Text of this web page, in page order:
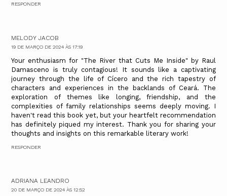
RESPONDER
MELODY JACOB
19 DE MARÇO DE 2024 ÀS 17:19
Your enthusiasm for "The River that Cuts Me Inside" by Raul
Damasceno is truly contagious! It sounds like a captivating
journey through the life of Cícero and the rich tapestry of
characters and experiences in the backlands of Ceará. The
exploration of themes like longing, friendship, and the
complexities of family relationships seems deeply moving. I
haven't read this book yet, but your heartfelt recommendation
has definitely piqued my interest. Thank you for sharing your
thoughts and insights on this remarkable literary work!
RESPONDER
ADRIANA LEANDRO
20 DE MARÇO DE 2024 ÀS 12:52